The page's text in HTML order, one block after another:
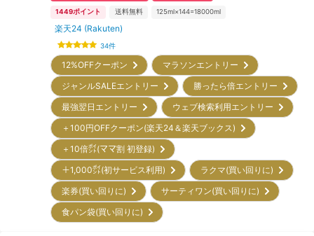
1449ポイント 送料無料 125ml×144=18000ml
楽天24 (Rakuten)
34件
12%OFFクーポン
マラソンエントリー
ジャンルSALEエントリー
勝ったら倍エントリー
最強翌日エントリー
ウェブ検索利用エントリー
＋100円OFFクーポン(楽天24＆楽天ブックス)
＋10倍㌽(ママ割 初登録)
＋1,000㌽(初サービス利用)
ラクマ(買い回りに)
楽券(買い回りに)
サーティワン(買い回りに)
食パン袋(買い回りに)